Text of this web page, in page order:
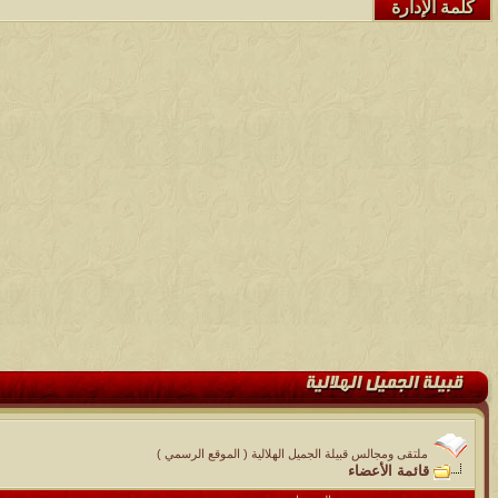
كلمة الإدارة
ملتقى ومجالس قبيلة الجميل الهلالية ( الموقع الرسمي )
قائمة الأعضاء